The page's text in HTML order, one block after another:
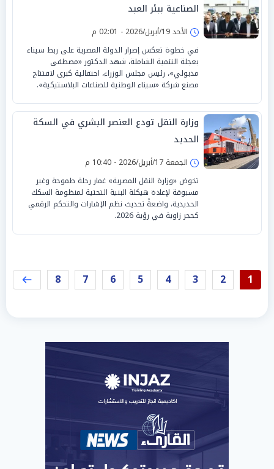
الصناعية ببئر العبد
الأحد 19/أبريل/2026 - 02:01 م
في خطوة تعكس إصرار الدولة المصرية على ربط سيناء
بعجلة التنمية الشاملة، شهد الدكتور «مصطفى
مدبولي»، رئيس مجلس الوزراء، احتفالية كبرى لافتتاح
مصنع شركة «سيناء الوطنية للصناعات البلاستيكية».
وزارة النقل تودع العنصر البشري في السكة
الحديد
الجمعة 17/أبريل/2026 - 10:40 م
تخوض «وزارة النقل المصرية» غمار رحلة طموحة وغير
مسبوقة لإعادة هيكلة البنية التحتية لمنظومة السكك
الحديدية، واضعةً تحديث نظم الإشارات والتحكم الرقمي
كحجر زاوية في رؤية 2026.
1
2
3
4
5
6
7
8